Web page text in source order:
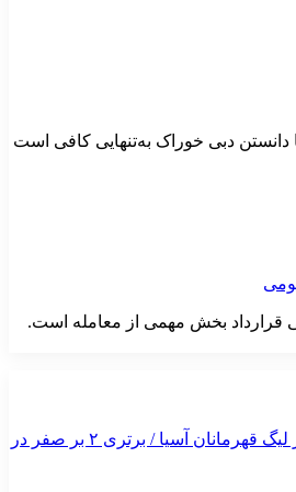
دانستن دبی خوراک به‌تنهایی کافی است
قرارداد بخش مهمی از معامله است.
آغاز خوب سپاهان در لیگ قهرمانان آسیا / برتری ۲ بر صفر در